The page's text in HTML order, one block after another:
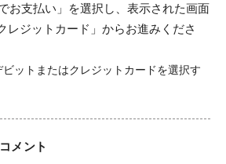
お支払い」を選択し、表示された画面
レジットカード」からお進みくださ
メント